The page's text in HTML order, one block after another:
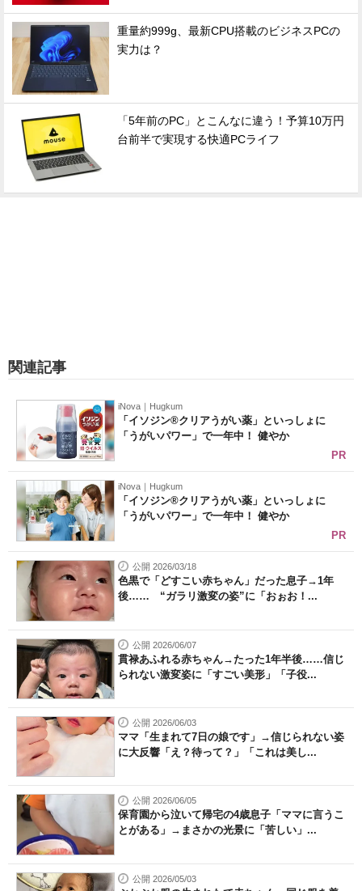
重量約999g、最新CPU搭載のビジネスPCの
実力は？
「5年前のPC」とこんなに違う！予算10万円
台前半で実現する快適PCライフ
関連記事
iNova｜Hugkum
「イソジン®クリアうがい薬」といっしょに
「うがいパワー」で一年中！ 健やか
PR
iNova｜Hugkum
「イソジン®クリアうがい薬」といっしょに
「うがいパワー」で一年中！ 健やか
PR
公開 2026/03/18
色黒で「どすこい赤ちゃん」だった息子→1年
後…… “ガラリ激変の姿”に「おぉお！...
公開 2026/06/07
貫禄あふれる赤ちゃん→たった1年半後……信じ
られない激変姿に「すごい美形」「子役...
公開 2026/06/03
ママ「生まれて7日の娘です」→信じられない姿
に大反響「え？待って？」「これは美し...
公開 2026/06/05
保育園から泣いて帰宅の4歳息子「ママに言うこ
とがある」→まさかの光景に「苦しい」...
公開 2026/05/03